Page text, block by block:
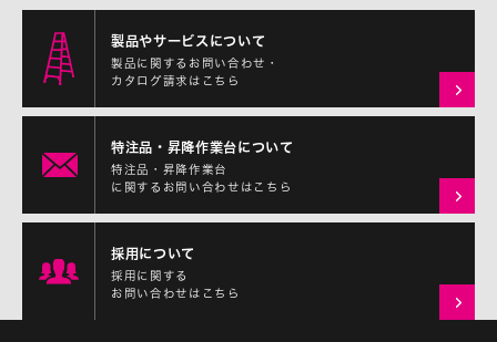
製品やサービスについて
製品に関するお問い合わせ・
カタログ請求はこちら
特注品・昇降作業台について
特注品・昇降作業台
に関するお問い合わせはこちら
採用について
採用に関する
お問い合わせはこちら